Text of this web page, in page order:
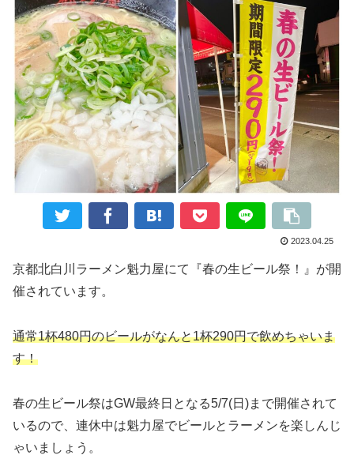
2023.04.25
京都北白川ラーメン魁力屋にて『春の生ビール祭！』が開
催されています。
通常1杯480円のビールがなんと1杯290円で飲めちゃいま
す！
春の生ビール祭はGW最終日となる5/7(日)まで開催されて
いるので、連休中は魁力屋でビールとラーメンを楽しんじ
ゃいましょう。